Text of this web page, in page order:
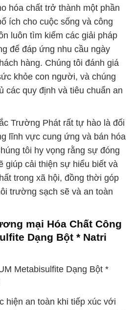
hóa chất trở thành một phần
ích cho cuộc sống và công
luôn tìm kiếm các giải pháp
để đáp ứng nhu cầu ngày
hàng. Chúng tôi đánh giá
khỏe con người, và chúng
các quy định và tiêu chuẩn an
Trường Phát rất tự hào là đối
lĩnh vực cung ứng và bán hóa
tôi hy vọng rằng sự đóng
giúp cải thiện sự hiểu biết và
trong xã hội, đồng thời góp
trường sạch sẽ và an toàn
mại Hóa Chất Công
Dạng Bột * Natri
Metabisulfite Dạng Bột *
hiện an toàn khi tiếp xúc với